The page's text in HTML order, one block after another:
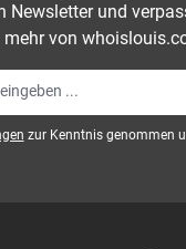
Newsletter und
mehr von
Mail-
Adresse*
zur Kenntnis genommen